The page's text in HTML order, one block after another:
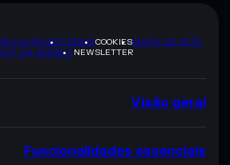
TERMSCOOKIESMAPA DO SITE
KIT DA MARCA NEWSLETTER
Visão geral
Funcionalidades essenciais